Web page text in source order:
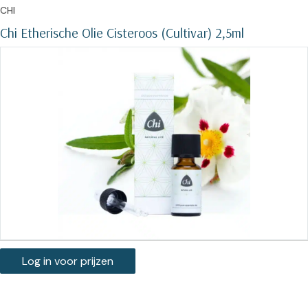
Chi Etherische Olie Cisteroos (Cultivar) 2,5ml
CHI
Log in voor prijzen